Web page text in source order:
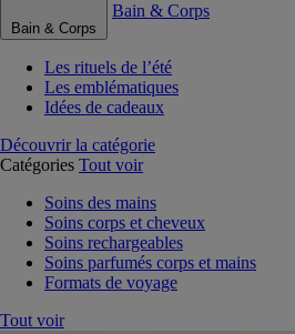
Bain & Corps
Bain & Corps
Les rituels de l’été
Les emblématiques
Idées de cadeaux
Découvrir la catégorie
Catégories Tout voir
Soins des mains
Soins corps et cheveux
Soins rechargeables
Soins parfumés corps et mains
Formats de voyage
Tout voir